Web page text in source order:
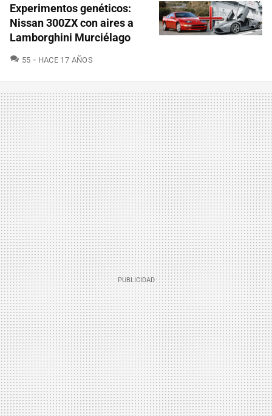
Experimentos genéticos:
Nissan 300ZX con aires a
Lamborghini Murciélago
55 COMENTARIOS
HACE 17 AÑOS